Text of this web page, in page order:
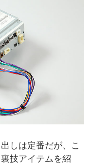
しは定番だが、こ
技アイテムを紹